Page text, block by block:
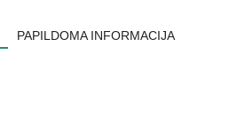
PAPILDOMA INFORMACIJA